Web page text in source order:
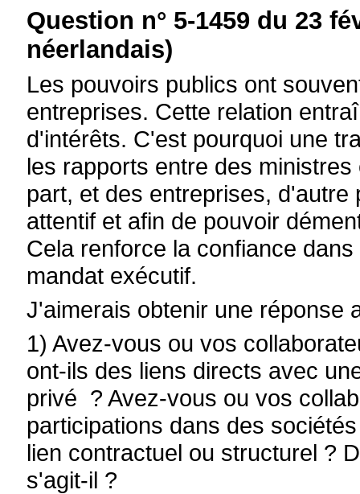
Question n° 5-1459 du 23
néerlandais)
Les pouvoirs publics ont
entreprises. Cette relation
d'intérêts. C'est pourquoi une
les rapports entre des
part, et des entreprises,
attentif et afin de pouvoir
Cela renforce la confiance
mandat exécutif.
J'aimerais obtenir une réponse
1) Avez-vous ou vos
ont-ils des liens directs avec
privé ? Avez-vous ou vos
participations dans des
lien contractuel ou structurel ?
s'agit-il ?